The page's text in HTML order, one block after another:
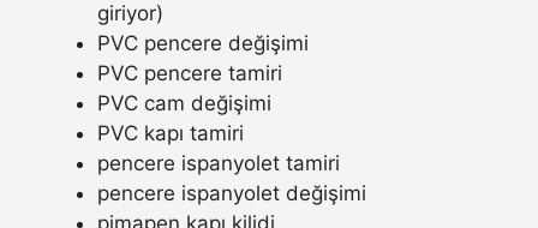
giriyor)
PVC pencere değişimi
PVC pencere tamiri
PVC cam değişimi
PVC kapı tamiri
pencere ispanyolet tamiri
pencere ispanyolet değişimi